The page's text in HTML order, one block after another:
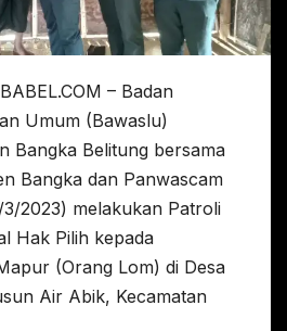
– Badan
Umum (Bawaslu)
Bangka Belitung bersama
Bangka dan Panwascam
2023) melakukan Patroli
Hak Pilih kepada
(Orang Lom) di Desa
Air Abik, Kecamatan